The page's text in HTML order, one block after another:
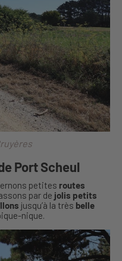
Port Scheul
petites routes
par de jolis petits
jusqu’à la très belle
nique.